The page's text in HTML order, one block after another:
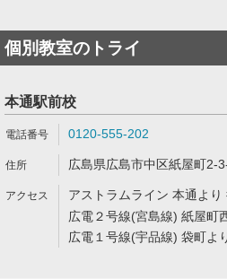
個別教室のトライ
本通駅前校
0120-555-202
広島県広島市中区紙屋町2-
アストラムライン 本通より
広電２号線(宮島線) 紙屋町
広電１号線(宇品線) 袋町よ